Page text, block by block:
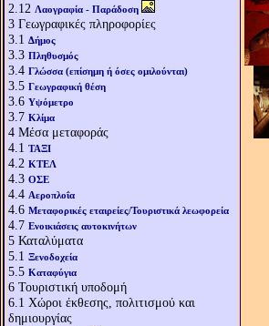
2.12 Λαογραφία - Παράδοση
3 Γεωγραφικές πληροφορίες
3.1 Δήμος
3.3 Πληθυσμός
3.4 Γλώσσα (επίσημη ή όσες ομιλούνται)
3.5 Γεωγραφική θέση
3.6 Υψόμετρο
3.7 Κλίμα
4 Μέσα μεταφοράς
4.1 ΤΑΞΙ
4.2 ΚΤΕΛ
4.3 ΟΣΕ
4.4 Αεροπλοΐα
4.6 Μεταφορικές εταιρείες/Τουριστικά λεωφορεία
4.7 Ενοικιάσεις αυτοκινήτων
5 Καταλύματα
5.1 Ξενοδοχεία
5.5 Καταφύγια
6 Τουριστική υποδομή
6.1 Χώροι έκθεσης, πολιτισμού και
δημιουργίας